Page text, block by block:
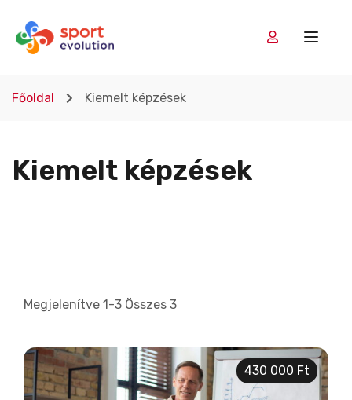
Főoldal Kiemelt képzések
Kiemelt képzések
Megjelenítve 1-3 Összes 3
430 000 Ft